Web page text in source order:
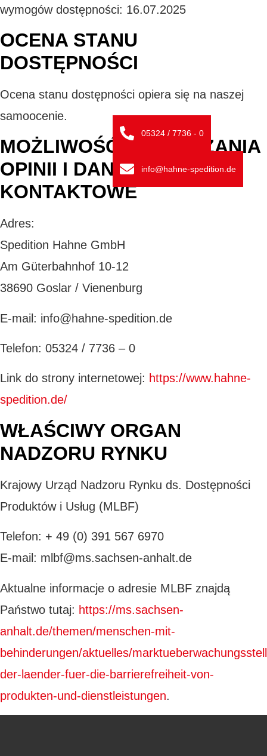
wymogów dostępności: 16.07.2025
OCENA STANU
DOSTĘPNOŚCI
Ocena stanu dostępności opiera się na naszej
samoocenie.
MOŻLIWOŚĆ PRZEKAZANIA
OPINII I DANE
KONTAKTOWE
Adres:
Spedition Hahne GmbH
Am Güterbahnhof 10-12
38690 Goslar / Vienenburg
E-mail: info@hahne-spedition.de
Telefon: 05324 / 7736 – 0
Link do strony internetowej: https://www.hahne-
spedition.de/
WŁAŚCIWY ORGAN
NADZORU RYNKU
Krajowy Urząd Nadzoru Rynku ds. Dostępności
Produktów i Usług (MLBF)
Telefon: + 49 (0) 391 567 6970
E-mail: mlbf@ms.sachsen-anhalt.de
Aktualne informacje o adresie MLBF znajdą
Państwo tutaj: https://ms.sachsen-
anhalt.de/themen/menschen-mit-
behinderungen/aktuelles/
der-laender-fuer-die-barrierefreiheit-von-
produkten-und-dienstleistungen.
05324 / 7736 - 0
info@hahne-spedition.de